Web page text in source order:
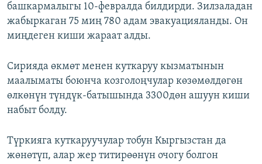
башкармалыгы 10-февралда билдирди. Зилзаладан
жабыркаган 75 миң 780 адам эвакуацияланды. Он
миңдеген киши жараат алды.
Сирияда өкмөт менен куткаруу кызматынын
маалыматы боюнча козголоңчулар көзөмөлдөгөн
өлкөнүн түндүк-батышында 3300дөн ашуун киши
набыт болду.
Түркияга куткаруучулар тобун Кыргызстан да
жөнөтүп, алар жер титирөөнүн очогу болгон